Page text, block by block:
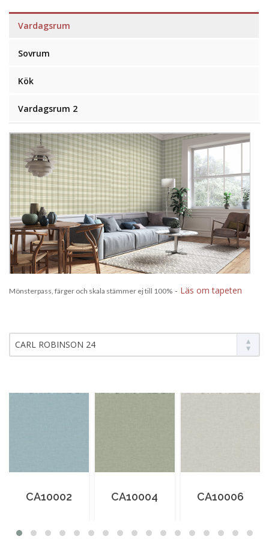
Vardagsrum
Sovrum
Kök
Vardagsrum 2
Mönsterpass, färger och skala stämmer ej till 100% - Läs om tapeten
CARL ROBINSON 24
CA10002 CA10004 CA10006